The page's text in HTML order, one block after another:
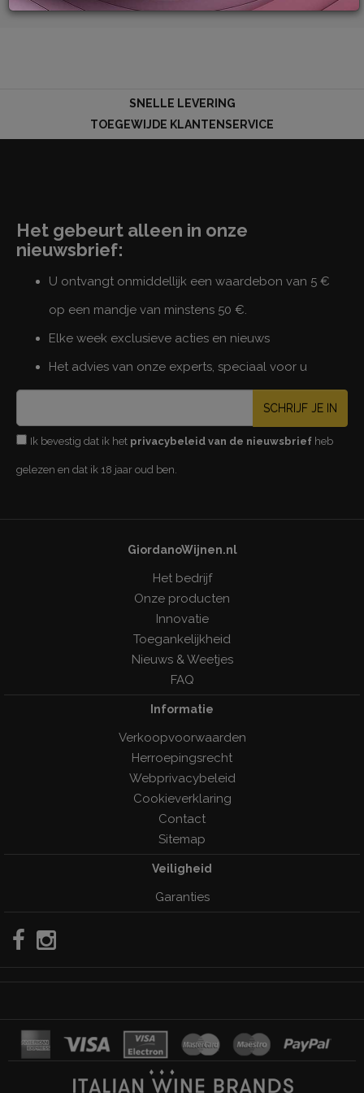
SNELLE LEVERING
TOEGEWIJDE KLANTENSERVICE
Het gebeurt alleen in onze
nieuwsbrief:
U ontvangt onmiddellijk een waardebon van 5 €
op een mandje van minstens 50 €.
Elke week exclusieve acties en nieuws
Het advies van onze experts, speciaal voor u
SCHRIJF JE IN
Ik bevestig dat ik het privacybeleid van de nieuwsbrief heb
gelezen en dat ik 18 jaar oud ben.
GiordanoWijnen.nl
Het bedrijf
Onze producten
Innovatie
Toegankelijkheid
Nieuws & Weetjes
FAQ
Informatie
Verkoopvoorwaarden
Herroepingsrecht
Webprivacybeleid
Cookieverklaring
Contact
Sitemap
Veiligheid
Garanties